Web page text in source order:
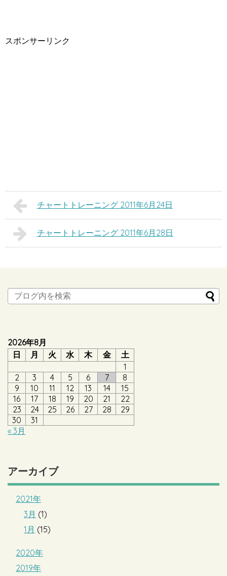
スポンサーリンク
チャートトレーニング 2011年6月24日
チャートトレーニング 2011年6月28日
2026年8月
日
月 火 水 木 金
土
1
2
3 4 5 6 7
8
9
10 11 12 13 14
15
16
17 18 19 20 21
22
23
24 25 26 27 28
29
30
31
« 3月
アーカイブ
2021年
3月 (1)
1月 (15)
2020年
2019年